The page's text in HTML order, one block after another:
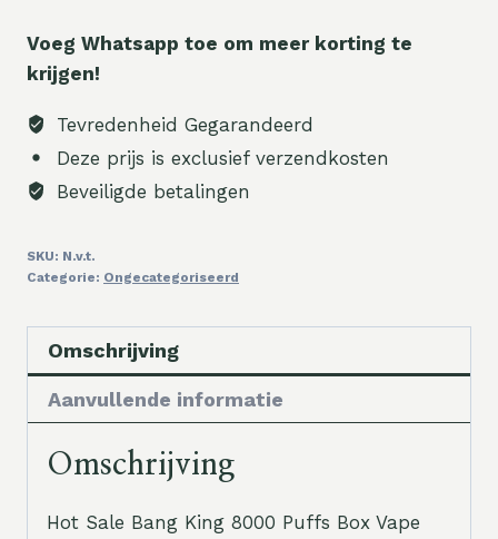
Voeg Whatsapp toe om meer korting te
krijgen!
Tevredenheid Gegarandeerd
Deze prijs is exclusief verzendkosten
Beveiligde betalingen
SKU: N.v.t.
Categorie: Ongecategoriseerd
Omschrijving
Aanvullende informatie
Omschrijving
Hot Sale Bang King 8000 Puffs Box Vape